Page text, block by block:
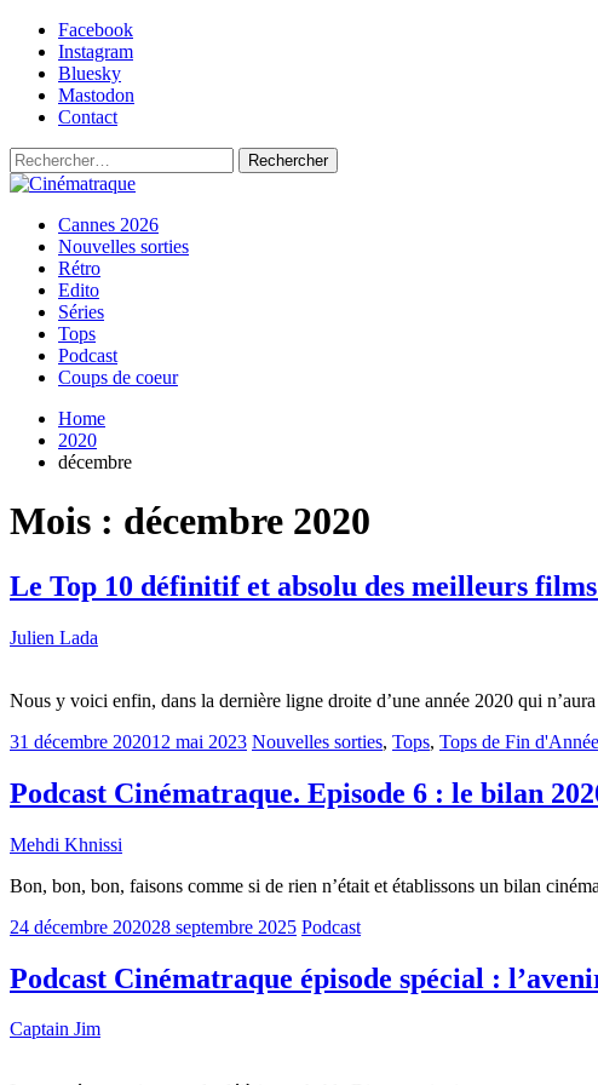
Skip
content
Facebook
Instagram
Bluesky
Mastodon
Contact
Rechercher :
Cinématraque
Si on avait du talent, on ferait des films
Primary
Menu
Cannes 2026
Nouvelles sorties
Rétro
Edito
Séries
Tops
Podcast
Coups de coeur
Home
2020
décembre
Mois : décembre 2020
Le Top 10 définitif et absolu des meilleurs
Julien Lada
Nous y voici enfin, dans la dernière ligne droite d’une année 2020 qui
31 décembre 202012 mai 2023 Nouvelles sorties, Tops, Tops de Fin d'Année
Podcast Cinématraque. Episode 6 : le bilan
Mehdi Khnissi
Bon, bon, bon, faisons comme si de rien n’était et établissons un bilan
24 décembre 202028 septembre 2025 Podcast
Podcast Cinématraque épisode spécial :
Captain Jim